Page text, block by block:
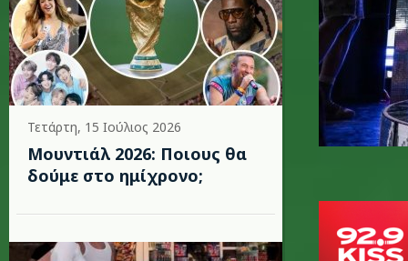
Τετάρτη, 15 Ιούλιος 2026
Μουντιάλ 2026: Ποιους θα
δούμε στο ημίχρονο;